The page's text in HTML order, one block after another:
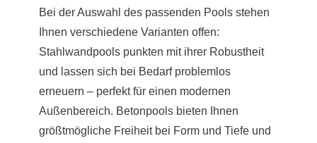
Bei der Auswahl des passenden Pools stehen
Ihnen verschiedene Varianten offen:
Stahlwandpools punkten mit ihrer Robustheit
und lassen sich bei Bedarf problemlos
erneuern – perfekt für einen modernen
Außenbereich. Betonpools bieten Ihnen
größtmögliche Freiheit bei Form und Tiefe und